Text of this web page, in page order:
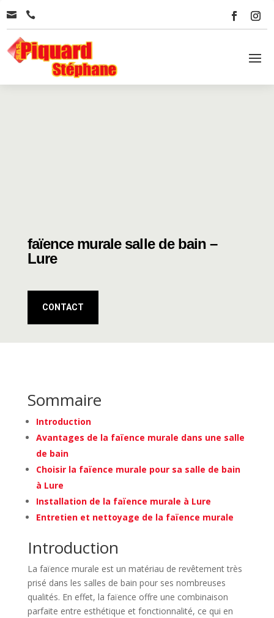
 
faïence murale salle de bain –
Lure
CONTACT
Sommaire
Introduction
Avantages de la faïence murale dans une salle
de bain
Choisir la faïence murale pour sa salle de bain
à Lure
Installation de la faïence murale à Lure
Entretien et nettoyage de la faïence murale
Introduction
La faïence murale est un matériau de revêtement très
prisé dans les salles de bain pour ses nombreuses
qualités. En effet, la faïence offre une combinaison
parfaite entre esthétique et fonctionnalité, ce qui en